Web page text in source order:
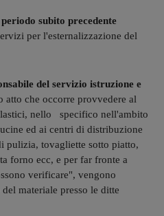
subito precedente
per l'esternalizzazione del
del servizio istruzione e
atto che occorre provvedere al
nello specifico nell'ambito
ed ai centri di distribuzione
pulizia, tovagliette sotto piatto,
forno ecc, e per far fronte a
verificare", vengono
materiale presso le ditte